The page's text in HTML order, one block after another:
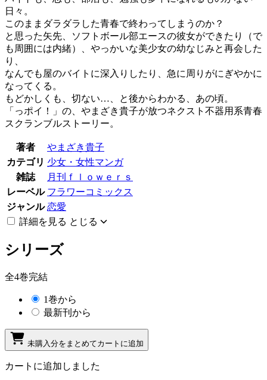
日々。
このままダラダラした青春で終わってしまうのか？
と思った矢先、ソフトボール部エースの彼女ができたり（で
も周囲には内緒）、やっかいな美少女の幼なじみと再会した
り、
なんでも屋のバイトに深入りしたり、急に周りがにぎやかに
なってくる。
もどかしくも、切ない…、と後からわかる、あの頃。
「っポイ！」の、やまざき貴子が放つネクスト不器用系青春
スクランブルストーリー。
著者
やまざき貴子
カテゴリ 少女・女性マンガ
雑誌
月刊ｆｌｏｗｅｒｓ
レーベル フラワーコミックス
ジャンル 恋愛
詳細を見る とじる
シリーズ
全4巻完結
1巻から
最新刊から
未購入分をまとめてカートに追加
カートに追加しました